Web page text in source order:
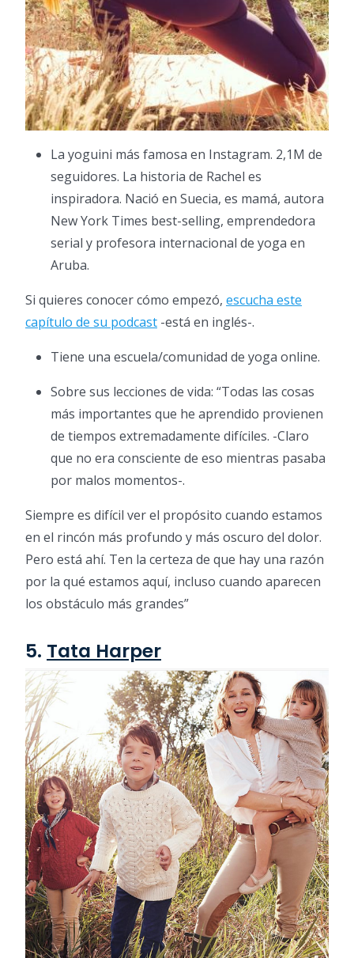
La yoguini más famosa en Instagram. 2,1M de
seguidores. La historia de Rachel es
inspiradora. Nació en Suecia, es mamá, autora
New York Times best-selling, emprendedora
serial y profesora internacional de yoga en
Aruba.
Si quieres conocer cómo empezó, escucha este
capítulo de su podcast -está en inglés-.
Tiene una escuela/comunidad de yoga online.
Sobre sus lecciones de vida: “Todas las cosas
más importantes que he aprendido provienen
de tiempos extremadamente difíciles. -Claro
que no era consciente de eso mientras pasaba
por malos momentos-.
Siempre es difícil ver el propósito cuando estamos
en el rincón más profundo y más oscuro del dolor.
Pero está ahí. Ten la certeza de que hay una razón
por la qué estamos aquí, incluso cuando aparecen
los obstáculo más grandes”
5. Tata Harper